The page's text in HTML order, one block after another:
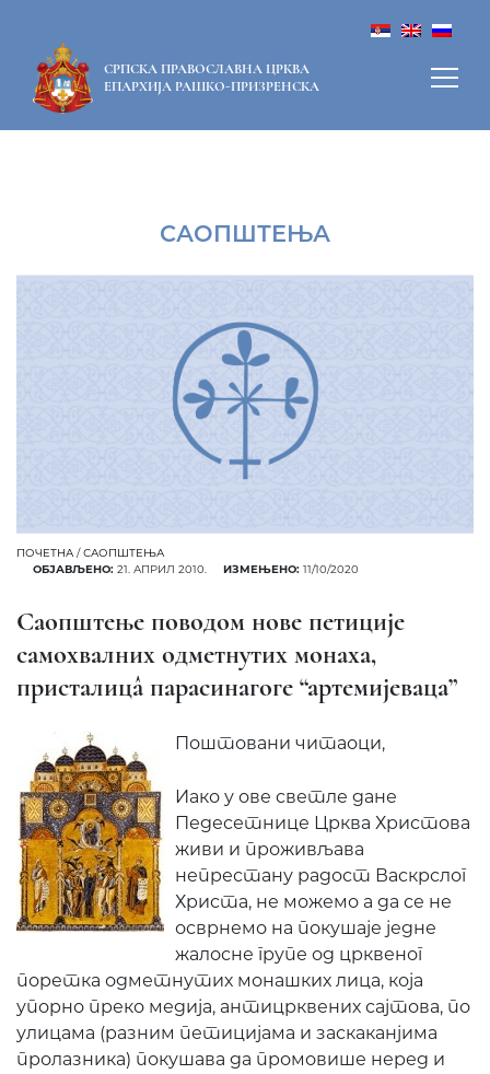
СРПСКА ПРАВОСЛАВНА ЦРКВА
ЕПАРХИЈА РАШКО-ПРИЗРЕНСКА
САОПШТЕЊА
ПОЧЕТНА /САОПШТЕЊА
ОБЈАВЉЕНО: 21. АПРИЛ 2010. ИЗМЕЊЕНО: 11/10/2020
Саопштење поводом нове петиције
самохвалних одметнутих монаха,
присталицâ парасинагоге “артемијеваца”
Поштовани читаоци,
Иако у ове светле дане
Педесетнице Црква Христова
живи и проживљава
непрестану радост Васкрслог
Христа, не можемо а да се не
осврнемо на покушаје једне
жалосне групе од црквеног
поретка одметнутих монашких лица, која
упорно преко медија, антицрквених сајтова, по
улицама (разним петицијама и заскаканјима
пролазника) покушава да промовише неред и